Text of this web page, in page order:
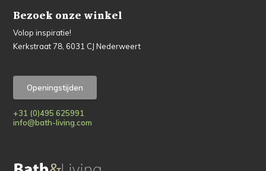
Bezoek onze winkel
Volop inspiratie!
Kerkstraat 78, 6031 CJ Nederweert
Openingstijden
+31 (0)495 625991
info@bath-living.com